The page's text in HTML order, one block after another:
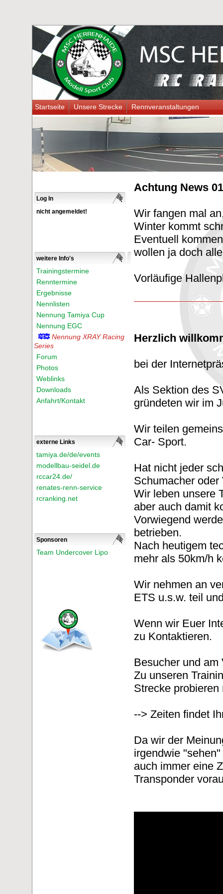
Startseite Unsere Strecke Rennveranstaltungen
Log In
nicht angemeldet!
weitere Info's
Trainingstermine
Renntermine
Ergebnisse
Nennlisten
Nennung Tamiya Cup
Nennung EGC
Nennung XRAY Racing
Series
Forum
Photos
Weblinks
Downloads
Anfahrt/Kontakt
externe Links
tamiya.de/de/events
modellbau-seidel.de
rccar24.de/
renates-renn-service
rcranking.net
Sponsoren
Team Undercover Lipo
Achtung News
Wir fangen mal
Winter kommt
Eventuell
wollen ja doch
Vorläufige
Herzlich
bei der
Als Sektion des
gründeten wir im
Wir teilen
Car- Sport.
Hat nicht jeder
Schumacher
Wir leben unsere
aber auch damit
Vorwiegend
betrieben.
Nach heutigem
mehr als 50km/h
Wir nehmen an
ETS u.s.w. teil
Wenn wir Euer
zu Kontaktieren.
Besucher und am
Zu unseren
Strecke
--> Zeiten findet
Da wir der
irgendwie
auch immer eine
Transponder